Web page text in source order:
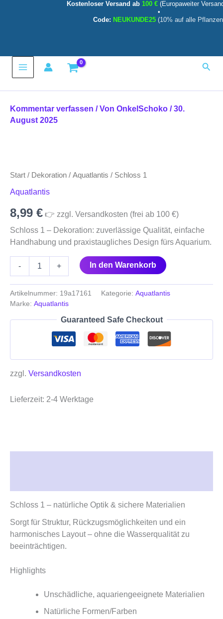
Kostenloser Versand ab 100 € (Europaweiter
•
Code: NEUKUNDE25 (10% auf alle
Main
Kommentar verfassen / Von OnkelSchoko /30.
August 2025
Start / Dekoration / Aquatlantis / Schloss 1
Aquatlantis
8,99 € 👉 zzgl. Versandkosten (frei ab 100 €)
Schloss 1 – Dekoration: zuverlässige Qualität, einfache
Handhabung und praxistaugliches Design fürs Aquarium.
- + In den Warenkorb
Artikelnummer: 19a17161 Kategorie: Aquatlantis
Marke: Aquatlantis
Guaranteed Safe Checkout
zzgl. Versandkosten
Lieferzeit: 2-4 Werktage
Schloss 1 – natürliche Optik & sichere Materialien
Sorgt für Struktur, Rückzugsmöglichkeiten und ein
harmonisches Layout – ohne die Wasserqualität zu
beeinträchtigen.
Highlights
Unschädliche, aquariengeeignete Materialien
Natürliche Formen/Farben